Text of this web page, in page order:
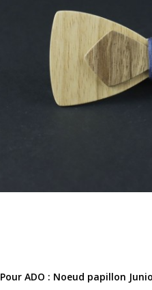
Pour ADO : Noeud papillon